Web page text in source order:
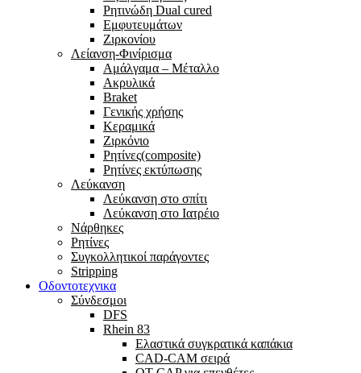
Ρητινώδη Dual cured
Εμφυτευμάτων
Ζιρκονίου
Λείανση-Φινίρισμα
Αμάλγαμα – Μέταλλο
Ακρυλικά
Braket
Γενικής χρήσης
Κεραμικά
Ζιρκόνιο
Ρητίνες(composite)
Ρητίνες εκτύπωσης
Λεύκανση
Λεύκανση στο σπίτι
Λεύκανση στο Ιατρέιο
Νάρθηκες
Ρητίνες
Συγκολλητικοί παράγοντες
Stripping
Οδοντοτεχνικα
Σύνδεσμοι
DFS
Rhein 83
Ελαστικά συγκρατικά καπάκια
CAD-CAM σειρά